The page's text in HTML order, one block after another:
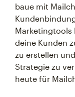
baue mit
Marketingtools
deine Kunden
zu erstellen und
Strategie zu
heute für